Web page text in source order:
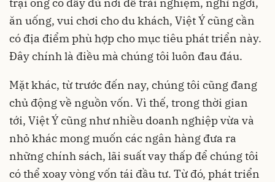
ăn uống, vui chơi cho du khách, Việt Ý cũng cần
có địa điểm phù hợp cho mục tiêu phát triển này.
Đây chính là điều mà chúng tôi luôn đau đáu.
Mặt khác, từ trước đến nay, chúng tôi cũng đang
chủ động về nguồn vốn. Vì thế, trong thời gian
tới, Việt Ý cũng như nhiều doanh nghiệp vừa và
nhỏ khác mong muốn các ngân hàng đưa ra
những chính sách, lãi suất vay thấp để chúng tôi
có thể xoay vòng vốn tái đầu tư. Từ đó, phát triển